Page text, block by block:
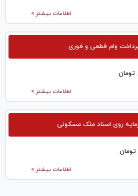
اطلاعات بیشتر >
وام قطعی و فوری
تومان
اطلاعات بیشتر >
روی اسناد ملک مسکونی
تومان
اطلاعات بیشتر >